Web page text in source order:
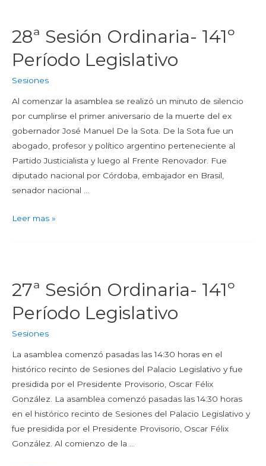
28ª Sesión Ordinaria- 141º
Período Legislativo
Sesiones
Al comenzar la asamblea se realizó un minuto de silencio
por cumplirse el primer aniversario de la muerte del ex
gobernador José Manuel De la Sota. De la Sota fue un
abogado, profesor y político argentino perteneciente al
Partido Justicialista y luego al Frente Renovador. Fue
diputado nacional por Córdoba, embajador en Brasil,
senador nacional …
Leer mas »
27ª Sesión Ordinaria- 141º
Período Legislativo
Sesiones
La asamblea comenzó pasadas las 14:30 horas en el
histórico recinto de Sesiones del Palacio Legislativo y fue
presidida por el Presidente Provisorio, Oscar Félix
González. La asamblea comenzó pasadas las 14:30 horas
en el histórico recinto de Sesiones del Palacio Legislativo y
fue presidida por el Presidente Provisorio, Oscar Félix
González. Al comienzo de la …